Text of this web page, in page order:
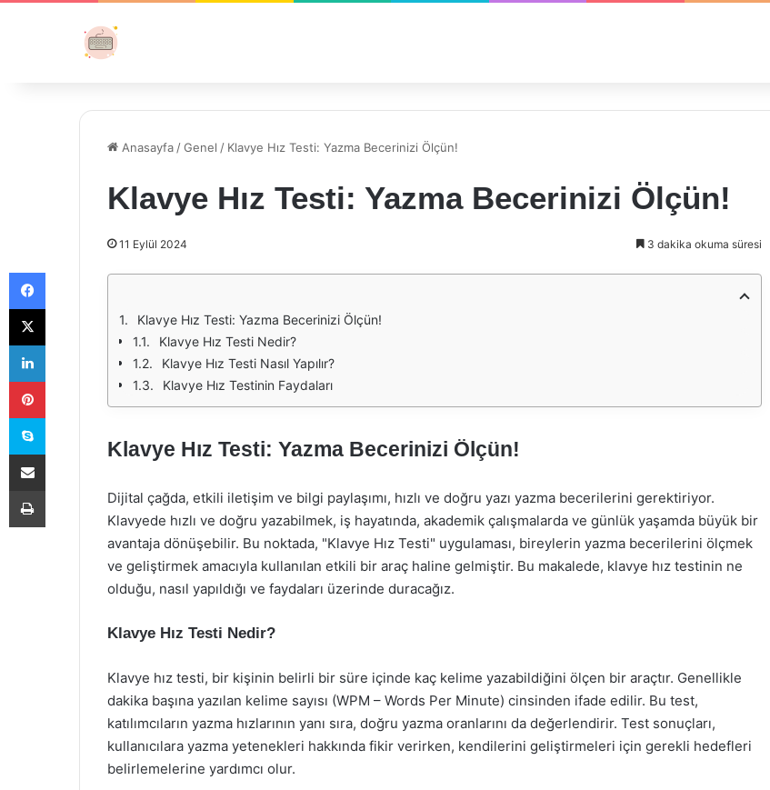
Anasayfa /Genel / Klavye Hız Testi: Yazma Becerinizi Ölçün!
Klavye Hız Testi: Yazma Becerinizi Ölçün!
11 Eylül 2024 3 dakika okuma süresi
Klavye Hız Testi: Yazma Becerinizi Ölçün!
Klavye Hız Testi Nedir?
Klavye Hız Testi Nasıl Yapılır?
Klavye Hız Testinin Faydaları
Klavye Hız Testi: Yazma Becerinizi Ölçün!
Dijital çağda, etkili iletişim ve bilgi paylaşımı, hızlı ve doğru yazı yazma becerilerini gerektiriyor.
Klavyede hızlı ve doğru yazabilmek, iş hayatında, akademik çalışmalarda ve günlük yaşamda büyük bir
avantaja dönüşebilir. Bu noktada, "Klavye Hız Testi" uygulaması, bireylerin yazma becerilerini ölçmek
ve geliştirmek amacıyla kullanılan etkili bir araç haline gelmiştir. Bu makalede, klavye hız testinin ne
olduğu, nasıl yapıldığı ve faydaları üzerinde duracağız.
Klavye Hız Testi Nedir?
Klavye hız testi, bir kişinin belirli bir süre içinde kaç kelime yazabildiğini ölçen bir araçtır. Genellikle
dakika başına yazılan kelime sayısı (WPM – Words Per Minute) cinsinden ifade edilir. Bu test,
katılımcıların yazma hızlarının yanı sıra, doğru yazma oranlarını da değerlendirir. Test sonuçları,
kullanıcılara yazma yetenekleri hakkında fikir verirken, kendilerini geliştirmeleri için gerekli hedefleri
belirlemelerine yardımcı olur.
Facebook
X
LinkedIn
Pinterest
Skype
E-Posta ile paylaş